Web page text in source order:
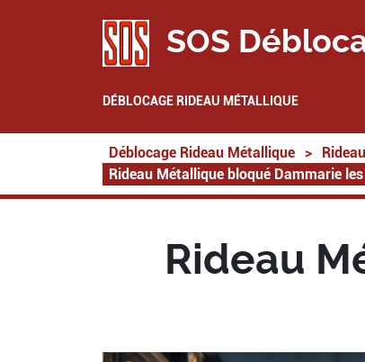
SOS
DÉBLOCAGE RIDEAU MÉTALLIQUE
Déblocage Rideau Métallique >
Rideau Métallique bloqué Dammarie
Rideau